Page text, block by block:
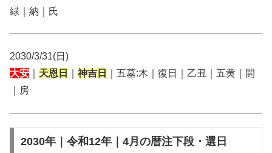
緑｜納｜氏
2030/3/31(日)
大安
天恩日 神吉日
｜五墓:木｜復日｜乙丑｜五黄｜開
｜房
2030年｜令和12年｜4月の暦注下段・選日